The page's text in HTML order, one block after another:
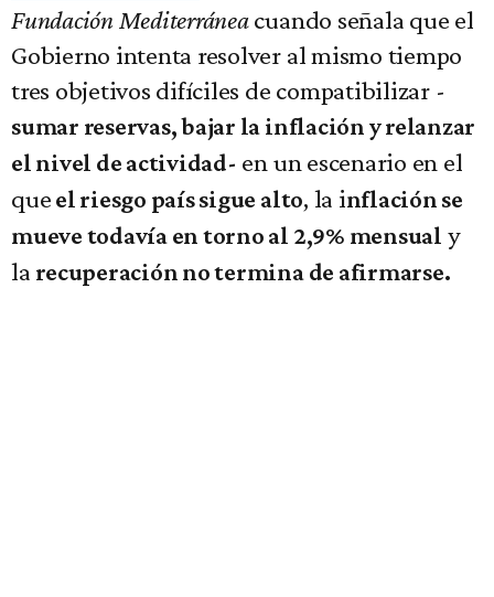
Fundación Mediterráneacuando señala que el
Gobierno intenta resolver al mismo tiempo
tres objetivos difíciles de compatibilizar -
sumar reservas, bajar la inflación y relanzar
el nivel de actividad- en un escenario en el
que el riesgo país sigue alto, la inflación se
mueve todavía en torno al 2,9% mensual y
la recuperación no termina de afirmarse.